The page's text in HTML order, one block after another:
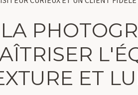
ET